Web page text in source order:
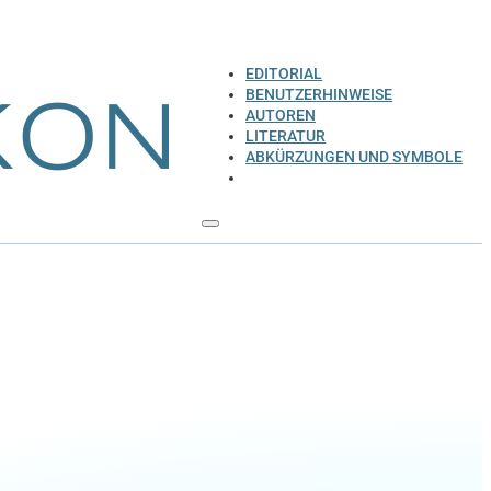
EDITORIAL
BENUTZERHINWEISE
AUTOREN
LITERATUR
ABKÜRZUNGEN UND SYMBOLE